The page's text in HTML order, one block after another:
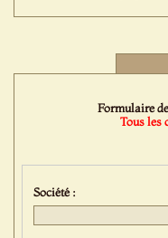
Formulaire
Tous les
Société :